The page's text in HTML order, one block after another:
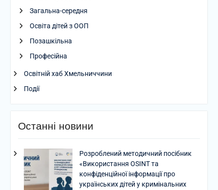
Загальна-середня
Освіта дітей з ООП
Позашкільна
Професійна
Освітній хаб Хмельниччини
Події
Останні новини
Розроблений методичний посібник
«Використання OSINT та
конфіденційної інформації про
українських дітей у кримінальних